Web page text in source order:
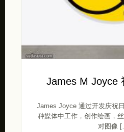
James M Joyce
James Joyce 通过开发庆祝
种媒体中工作，创作绘画，
对图像